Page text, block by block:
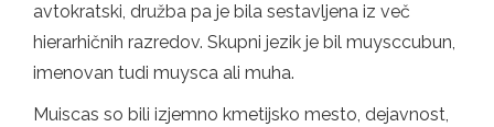
avtokratski, družba pa je bila sestavljena iz več
hierarhičnih razredov. Skupni jezik je bil muysccubun,
imenovan tudi muysca ali muha.
Muiscas so bili izjemno kmetijsko mesto, dejavnost,